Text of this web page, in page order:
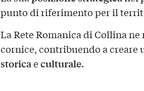
punto di riferimento per il
La Rete Romanica di Collina
cornice, contribuendo a creare
storicaeculturale.